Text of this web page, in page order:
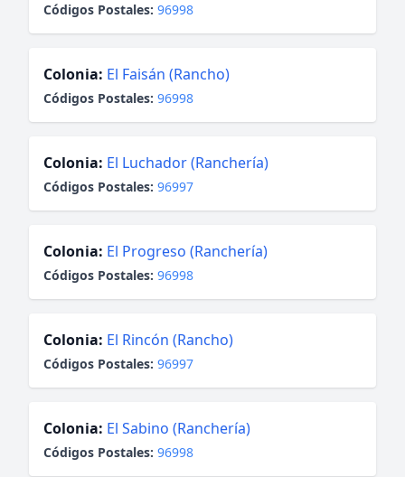
Códigos Postales: 96998
Colonia: El Faisán (Rancho)
Códigos Postales: 96998
Colonia: El Luchador (Ranchería)
Códigos Postales: 96997
Colonia: El Progreso (Ranchería)
Códigos Postales: 96998
Colonia: El Rincón (Rancho)
Códigos Postales: 96997
Colonia: El Sabino (Ranchería)
Códigos Postales: 96998